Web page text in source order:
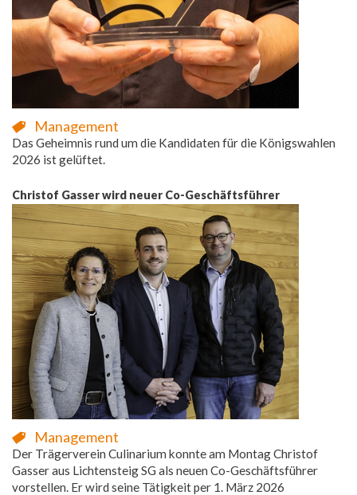
Management
Das Geheimnis rund um die Kandidaten für die Königswahlen
2026 ist gelüftet.
Christof Gasser wird neuer Co-Geschäftsführer
Management
Der Trägerverein Culinarium konnte am Montag Christof
Gasser aus Lichtensteig SG als neuen Co-Geschäftsführer
vorstellen. Er wird seine Tätigkeit per 1. März 2026